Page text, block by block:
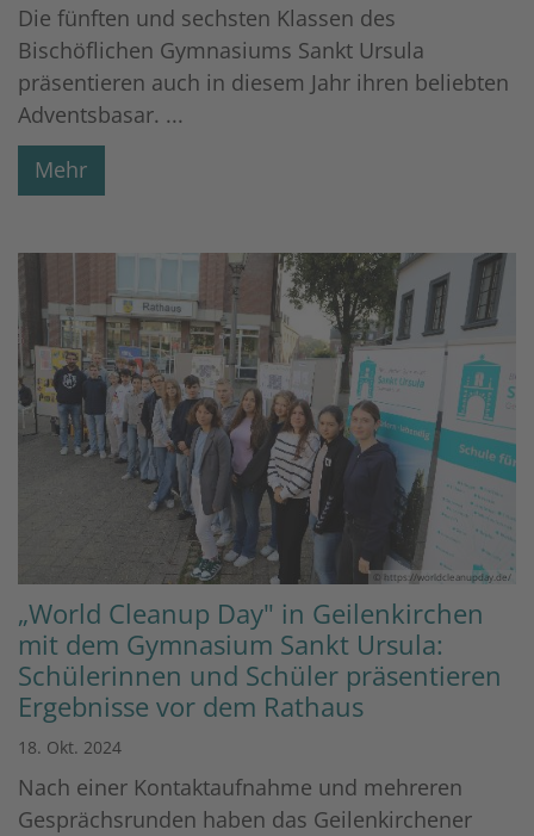
Die fünften und sechsten Klassen des
Bischöflichen Gymnasiums Sankt Ursula
präsentieren auch in diesem Jahr ihren beliebten
Adventsbasar. ...
Mehr
© https://worldcleanupday.de/
„World Cleanup Day" in Geilenkirchen
mit dem Gymnasium Sankt Ursula:
Schülerinnen und Schüler präsentieren
Ergebnisse vor dem Rathaus
18. Okt. 2024
Nach einer Kontaktaufnahme und mehreren
Gesprächsrunden haben das Geilenkirchener